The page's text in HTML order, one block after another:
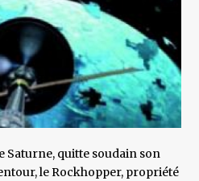
Saturne, quitte soudain son
le Rockhopper, propriété